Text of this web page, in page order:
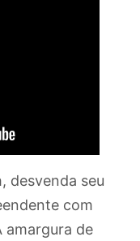
desvenda seu
com
amargura de